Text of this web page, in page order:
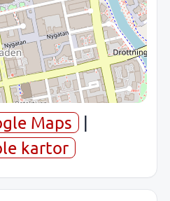
Maps
|
kartor